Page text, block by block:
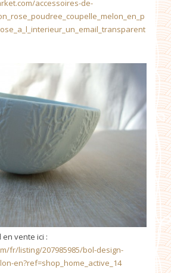
accessoires-de-
vente ici :
fr/listing/207985985/bol-design-
en?ref=shop_home_active_14